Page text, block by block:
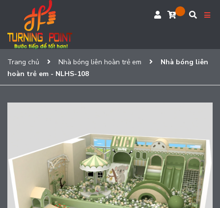
Trang chủ Nhà bóng liên hoàn trẻ em
Nhà bóng liên
hoàn trẻ em - NLHS-108